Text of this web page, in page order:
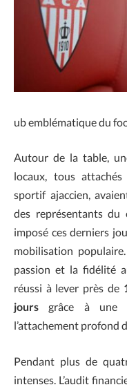
ub emblématique du
Autour de la table,
locaux, tous
sportif ajaccien,
des représentants du
imposé ces derniers
mobilisation
passion et la fidélité
réussi à lever près de
jours grâce à une
l’attachement profond
Pendant plus de
intenses. L’audit